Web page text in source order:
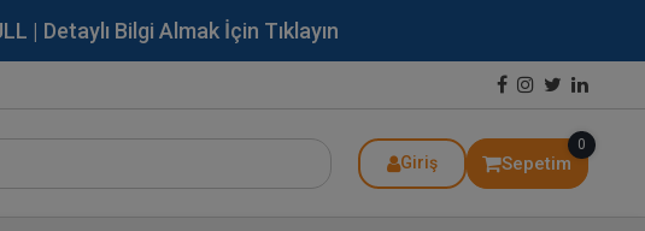
| Detaylı Bilgi Almak İçin Tıklayın
Giriş Sepetim
0